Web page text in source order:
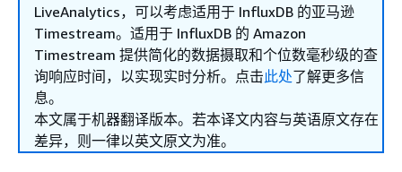
LiveAnalytics，可以考虑适用于 InfluxDB 的亚马逊
Timestream。适用于 InfluxDB 的 Amazon
Timestream 提供简化的数据摄取和个位数毫秒级的查
询响应时间，以实现实时分析。点击此处了解更多信
息。
本文属于机器翻译版本。若本译文内容与英语原文存在
差异，则一律以英文原文为准。